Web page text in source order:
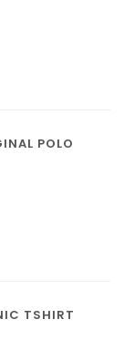
POLO
TSHIRT